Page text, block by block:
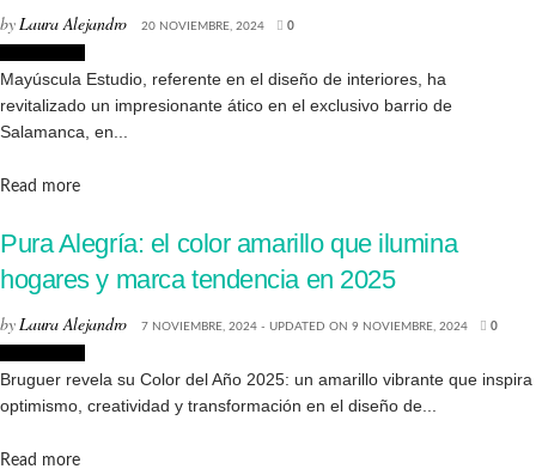
by Laura Alejandro 20 NOVIEMBRE, 2024 0
Mayúscula Estudio, referente en el diseño de interiores, ha
revitalizado un impresionante ático en el exclusivo barrio de
Salamanca, en...
Read moreDetails
Pura Alegría: el color amarillo que ilumina
hogares y marca tendencia en 2025
byLaura Alejandro 7 NOVIEMBRE, 2024 - UPDATED ON 9 NOVIEMBRE, 2024 0
Bruguer revela su Color del Año 2025: un amarillo vibrante que inspira
optimismo, creatividad y transformación en el diseño de...
Read moreDetails